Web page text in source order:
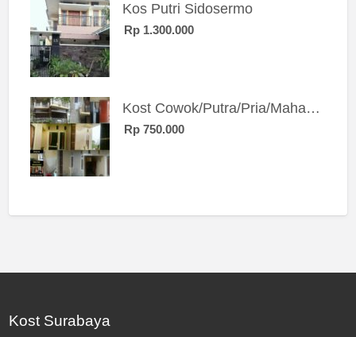
Kos Putri Sidosermo
Rp 1.300.000
Kost Cowok/Putra/Pria/Mahasiswa/Karyawan SIngle eksklusif bangunan baru
Rp 750.000
Kost Surabaya